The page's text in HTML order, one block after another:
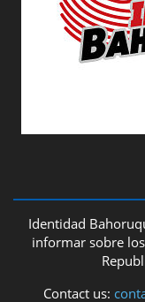
Identidad
informar sobre
Contact us: